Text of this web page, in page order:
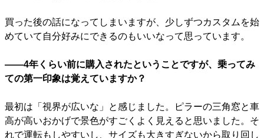
買った後の話になってしまいますが、少しずつカスタムを始
めていて自分好みにできるのもいいなって思っています。
――4年くらい前に購入されたということですが、乗ってみ
ての第一印象は覚えていますか？
最初は「視界が広いな」と感じました。ピラーの三角窓と車
高が高いおかげで景色がすごくよく見えると思いました。そ
れで運転もしやすいし、サイズも大きすぎないから取り回し